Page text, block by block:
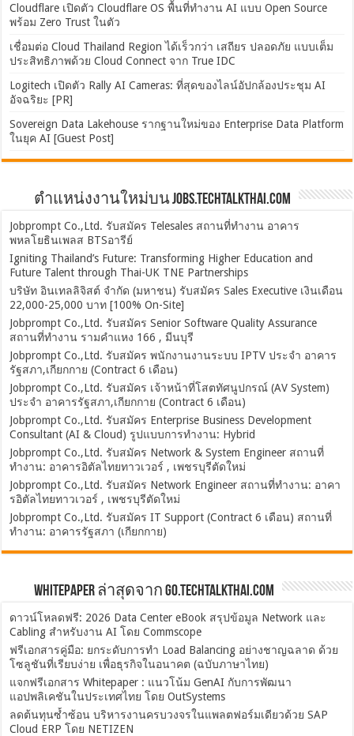
Cloudflare เปิดตัว Cloudflare OS พื้นที่ทำงาน AI แบบ Open Source
พร้อม Zero Trust ในตัว
เชื่อมต่อ Cloud Thailand Region ได้เร็วกว่า เสถียร ปลอดภัย แบบเต็ม
ประสิทธิภาพด้วย Cloud Connect จาก True IDC
Logitech เปิดตัว Rally AI Cameras: ที่สุดของไลน์อัปกล้องประชุม AI
อัจฉริยะ [PR]
Sovereign Data Lakehouse รากฐานใหม่ของ Enterprise Data Platform
ในยุค AI [Guest Post]
ตำแหน่งงานใหม่บน Jobs.TechTalkThai.com
Jobprompt Co.,Ltd. รับสมัคร Telesales สถานที่ทำงาน อาคาร
พหลโยธินเพลส BTSอารีย์
Igniting Thailand’s Future: Transforming Higher Education and
Future Talent through Thai-UK TNE Partnerships
บริษัท อินเทลลิจิสต์ จำกัด (มหาชน) รับสมัคร Sales Executive เงินเดือน
22,000-25,000 บาท [100% On-Site]
Jobprompt Co.,Ltd. รับสมัคร Senior Software Quality Assurance
สถานที่ทำงาน รามคำแหง 166 , มีนบุรี
Jobprompt Co.,Ltd. รับสมัคร พนักงานงานระบบ IPTV ประจำ อาคาร
รัฐสภา,เกียกกาย (Contract 6 เดือน)
Jobprompt Co.,Ltd. รับสมัคร เจ้าหน้าที่โสตทัศนูปกรณ์ (AV System)
ประจำ อาคารรัฐสภา,เกียกกาย (Contract 6 เดือน)
Jobprompt Co.,Ltd. รับสมัคร Enterprise Business Development
Consultant (AI & Cloud) รูปแบบการทำงาน: Hybrid
Jobprompt Co.,Ltd. รับสมัคร Network & System Engineer สถานที่
ทำงาน: อาคารอิตัลไทยทาวเวอร์ , เพชรบุรีตัดใหม่
Jobprompt Co.,Ltd. รับสมัคร Network Engineer สถานที่ทำงาน: อาคา
รอิตัลไทยทาวเวอร์ , เพชรบุรีตัดใหม่
Jobprompt Co.,Ltd. รับสมัคร IT Support (Contract 6 เดือน) สถานที่
ทำงาน: อาคารรัฐสภา (เกียกกาย)
Whitepaper ล่าสุดจาก Go.TechTalkThai.com
ดาวน์โหลดฟรี: 2026 Data Center eBook สรุปข้อมูล Network และ
Cabling สำหรับงาน AI โดย Commscope
ฟรีเอกสารคู่มือ: ยกระดับการทำ Load Balancing อย่างชาญฉลาด ด้วย
โซลูชันที่เรียบง่าย เพื่อธุรกิจในอนาคต (ฉบับภาษาไทย)
แจกฟรีเอกสาร Whitepaper : แนวโน้ม GenAI กับการพัฒนา
แอปพลิเคชันในประเทศไทย โดย OutSystems
ลดต้นทุนซ้ำซ้อน บริหารงานครบวงจรในแพลตฟอร์มเดียวด้วย SAP
Cloud ERP โดย NETIZEN